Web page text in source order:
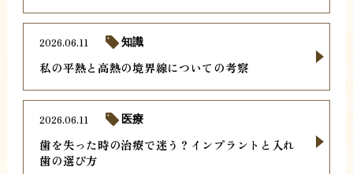
私の平熱と高熱の境界線についての考察
2026.06.11 知識
歯を失った時の治療で迷う？インプラントと入れ
歯の選び方
2026.06.11 医療